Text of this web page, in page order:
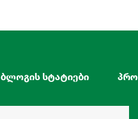
ბლოგის სტატიები